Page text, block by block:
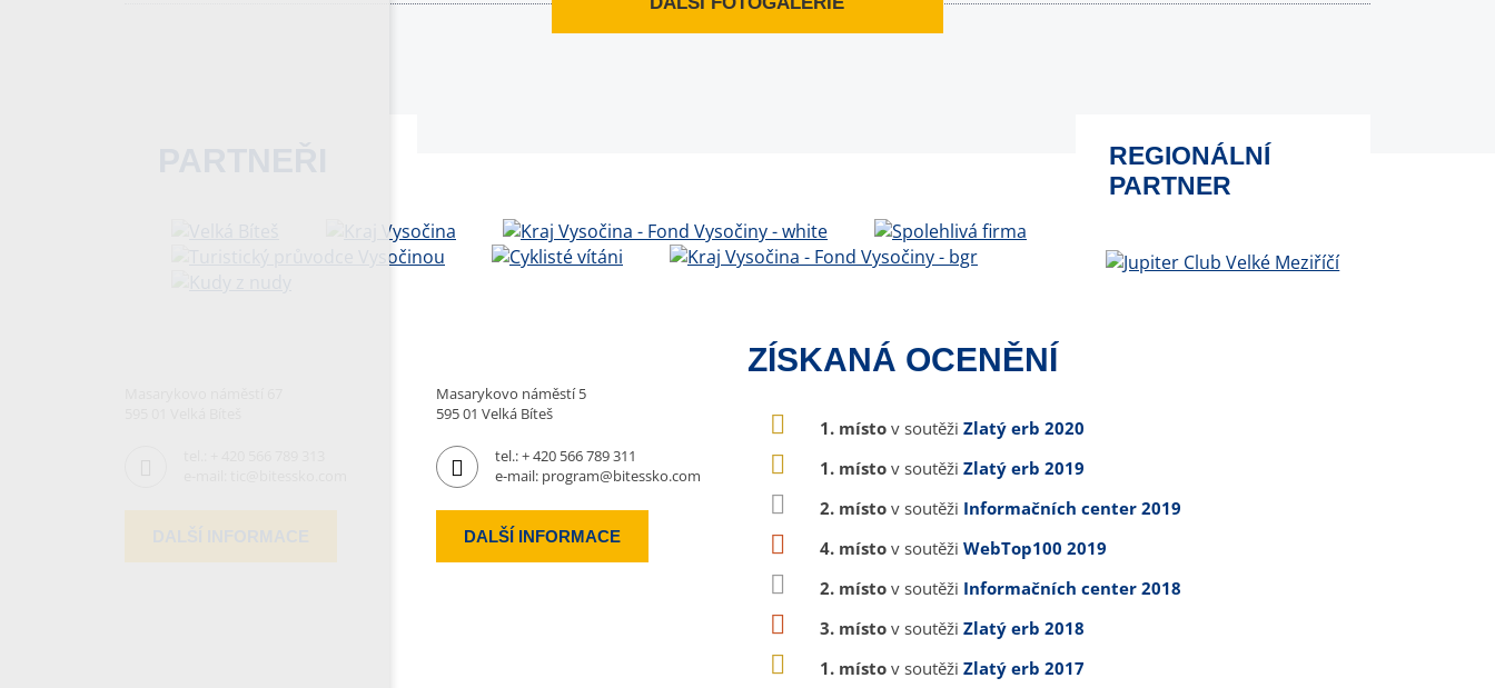
REGIONÁLNÍ
PARTNER
Masarykovo náměstí 5
595 01 Velká Bíteš
tel.:+ 420 566 789 311
e-mail: program@bitessko.com
DALŠÍ INFORMACE
ZÍSKANÁ OCENĚNÍ
1. místo v soutěži Zlatý erb 2020
1. místo v soutěži Zlatý erb 2019
2. místo v soutěži Informačních center 2019
4. místo v soutěži WebTop100 2019
2. místo v soutěži Informačních center 2018
3. místo v soutěži Zlatý erb 2018
1. místo v soutěži Zlatý erb 2017